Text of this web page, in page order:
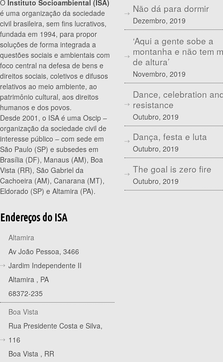
O Instituto Socioambiental (ISA)
é uma organização da sociedade
civil brasileira, sem fins lucrativos,
fundada em 1994, para propor
soluções de forma integrada a
questões sociais e ambientais com
foco central na defesa de bens e
direitos sociais, coletivos e difusos
relativos ao meio ambiente, ao
patrimônio cultural, aos direitos
humanos e dos povos.
Desde 2001, o ISA é uma Oscip –
organização da sociedade civil de
interesse público – com sede em
São Paulo (SP) e subsedes em
Brasília (DF), Manaus (AM), Boa
Vista (RR), São Gabriel da
Cachoeira (AM), Canarana (MT),
Eldorado (SP) e Altamira (PA).
Endereços do ISA
Altamira
Av João Pessoa, 3466
Jardim Independente II
Altamira , PA
68372-235
Boa Vista
Rua Presidente Costa e Silva,
116
Boa Vista , RR
Não dá para dormir
Dezembro, 2019
‘Aqui a gente sobe a
montanha e não tem
de altura’
Novembro, 2019
Dance, celebration
resistance
Outubro, 2019
Dança, festa e luta
Outubro, 2019
The goal is zero fire
Outubro, 2019